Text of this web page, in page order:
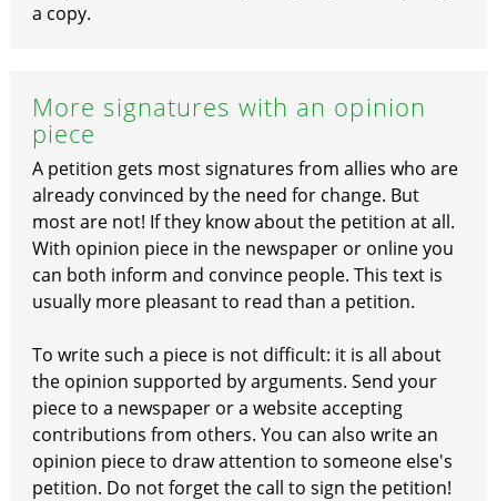
a copy.
More signatures with an opinion
piece
A petition gets most signatures from allies who are
already convinced by the need for change. But
most are not! If they know about the petition at all.
With opinion piece in the newspaper or online you
can both inform and convince people. This text is
usually more pleasant to read than a petition.
To write such a piece is not difficult: it is all about
the opinion supported by arguments. Send your
piece to a newspaper or a website accepting
contributions from others. You can also write an
opinion piece to draw attention to someone else's
petition. Do not forget the call to sign the petition!